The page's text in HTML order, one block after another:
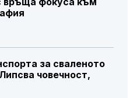
за сваленото
човечност,